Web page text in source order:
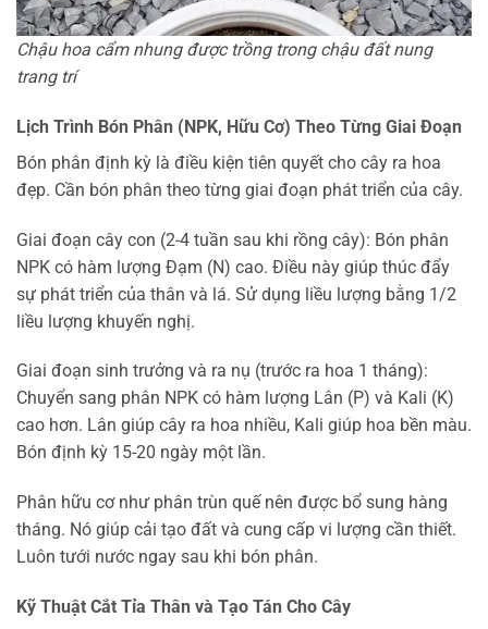
Chậu hoa cẩm nhung được trồng trong chậu đất nung
trang trí
Lịch Trình Bón Phân (NPK, Hữu Cơ) Theo Từng Giai Đoạn
Bón phân định kỳ là điều kiện tiên quyết cho cây ra hoa
đẹp. Cần bón phân theo từng giai đoạn phát triển của cây.
Giai đoạn cây con (2-4 tuần sau khi rồng cây): Bón phân
NPK có hàm lượng Đạm (N) cao. Điều này giúp thúc đẩy
sự phát triển của thân và lá. Sử dụng liều lượng bằng 1/2
liều lượng khuyến nghị.
Giai đoạn sinh trưởng và ra nụ (trước ra hoa 1 tháng):
Chuyển sang phân NPK có hàm lượng Lân (P) và Kali (K)
cao hơn. Lân giúp cây ra hoa nhiều, Kali giúp hoa bền màu.
Bón định kỳ 15-20 ngày một lần.
Phân hữu cơ như phân trùn quế nên được bổ sung hàng
tháng. Nó giúp cải tạo đất và cung cấp vi lượng cần thiết.
Luôn tưới nước ngay sau khi bón phân.
Kỹ Thuật Cắt Tỉa Thân và Tạo Tán Cho Cây